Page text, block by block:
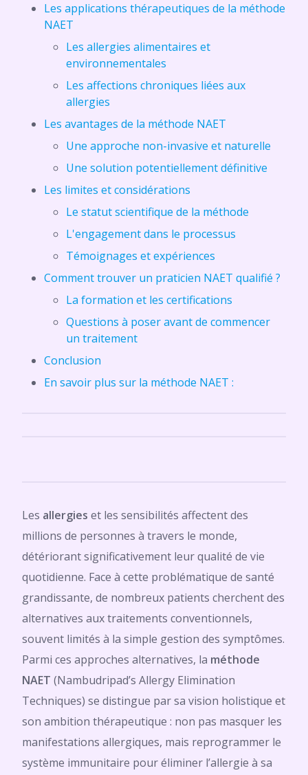
Les applications thérapeutiques de la méthode
NAET
Les allergies alimentaires et
environnementales
Les affections chroniques liées aux
allergies
Les avantages de la méthode NAET
Une approche non-invasive et naturelle
Une solution potentiellement définitive
Les limites et considérations
Le statut scientifique de la méthode
L'engagement dans le processus
Témoignages et expériences
Comment trouver un praticien NAET qualifié ?
La formation et les certifications
Questions à poser avant de commencer
un traitement
Conclusion
En savoir plus sur la méthode NAET :
Les allergies et les sensibilités affectent des
millions de personnes à travers le monde,
détériorant significativement leur qualité de vie
quotidienne. Face à cette problématique de santé
grandissante, de nombreux patients cherchent des
alternatives aux traitements conventionnels,
souvent limités à la simple gestion des symptômes.
Parmi ces approches alternatives, la méthode
NAET (Nambudripad’s Allergy Elimination
Techniques) se distingue par sa vision holistique et
son ambition thérapeutique : non pas masquer les
manifestations allergiques, mais reprogrammer le
système immunitaire pour éliminer l’allergie à sa